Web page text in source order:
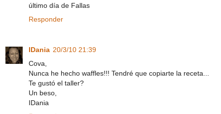
último día de Fallas
Responder
IDania 20/3/10 21:39
Cova,
Nunca he hecho waffles!!! Tendré que copiarte la receta...
Te gustó el taller?
Un beso,
IDania